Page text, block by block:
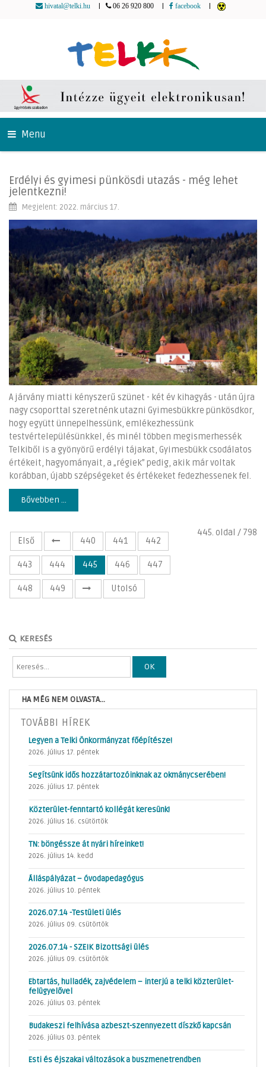
hivatal@telki.hu 06 26 920 800 facebook
Menu
Erdélyi és gyimesi pünkösdi utazás - még lehet
jelentkezni!
Megjelent: 2022. március 17.
A járvány miatti kényszerű szünet - két év kihagyás - után újra
nagy csoporttal szeretnénk utazni Gyimesbükkre pünkösdkor,
hogy együtt ünnepelhessünk, emlékezhessünk
testvértelepülésünkkel, és minél többen megismerhessék
Telkiből is a gyönyörű erdélyi tájakat, Gyimesbükk csodálatos
értékeit, hagyományait, a „régiek” pedig, akik már voltak
korábban, újabb szépségeket és értékeket fedezhessenek fel.
Bővebben ...
445. oldal / 798
Első
440 441 442
443 444 445 446 447
448 449 Utolsó
KERESÉS
OK
HA MÉG NEM OLVASTA...
TOVÁBBI HÍREK
Legyen a Telki Önkormányzat főépítésze!
2026. július 17. péntek
Segítsünk idős hozzátartozóinknak az okmánycserében!
2026. július 17. péntek
Közterület-fenntartó kollégát keresünk!
2026. július 16. csütörtök
TN: böngéssze át nyári híreinket!
2026. július 14. kedd
Álláspályázat – óvodapedagógus
2026. július 10. péntek
2026.07.14 -Testületi ülés
2026. július 09. csütörtök
2026.07.14 - SZEIK Bizottsági ülés
2026. július 09. csütörtök
Ebtartás, hulladék, zajvédelem – interjú a telki közterület-
felügyelővel
2026. július 03. péntek
Budakeszi felhívása azbeszt-szennyezett díszkő kapcsán
2026. július 03. péntek
Esti és éjszakai változások a buszmenetrendben